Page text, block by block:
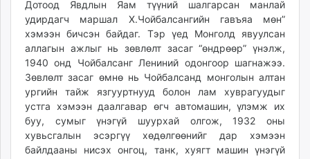
Дотоод Явдлын Яам түүний шалгарсан манлай
удирдагч маршал Х.Чойбалсангийн гавъяа мөн”
хэмээн бичсэн байдаг. Тэр үед Монголд явуулсан
аллагын ажлыг нь зөвлөлт засаг “өндрөөр” үнэлж,
1940 онд Чойбалсанг Лениний одонгоор шагнажээ.
Зөвлөлт засаг өмнө нь Чойбалсанд монголын алтан
ургийн тайж язгууртнууд болон лам хуврагуудыг
устга хэмээн даалгавар өгч автомашин, үлэмж их
буу, сумыг үнэгүй шуурхай олгож, 1932 оны
хувьсгалын эсэргүү хөдөлгөөнийг дар хэмээн
байлдааны нисэх онгоц, танк, хуягт машин үнэгүй